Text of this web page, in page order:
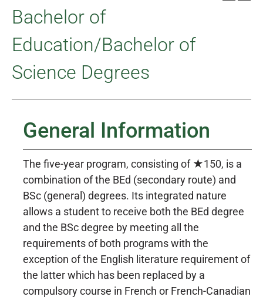
Bachelor of
Education/Bachelor of
Science Degrees
General Information
The five-year program, consisting of ★150, is a
combination of the BEd (secondary route) and
BSc (general) degrees. Its integrated nature
allows a student to receive both the BEd degree
and the BSc degree by meeting all the
requirements of both programs with the
exception of the English literature requirement of
the latter which has been replaced by a
compulsory course in French or French-Canadian